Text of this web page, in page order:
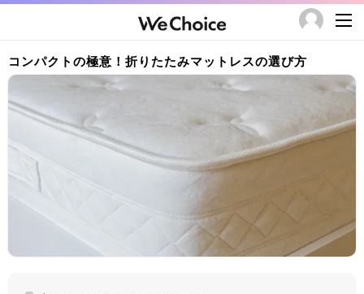
コンパクトの極意！折りたたみマットレスの選び方